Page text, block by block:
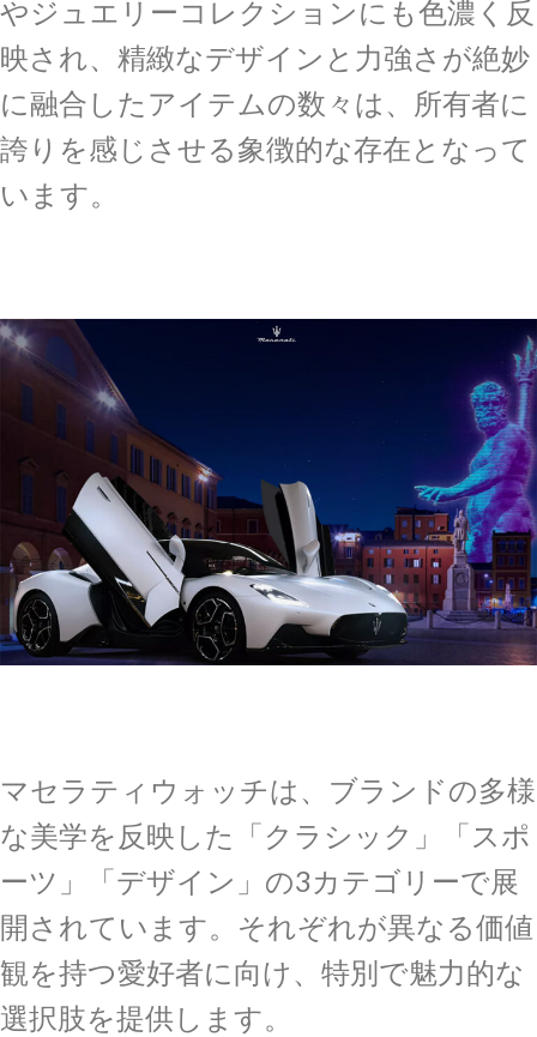
やジュエリーコレクションにも色濃く反
映され、精緻なデザインと力強さが絶妙
に融合したアイテムの数々は、所有者に
誇りを感じさせる象徴的な存在となって
います。
マセラティウォッチは、ブランドの多様
な美学を反映した「クラシック」「スポ
ーツ」「デザイン」の3カテゴリーで展
開されています。それぞれが異なる価値
観を持つ愛好者に向け、特別で魅力的な
選択肢を提供します。